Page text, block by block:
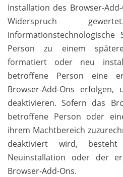
Installation des Browser-
Widerspruch
Person zu einem
formatiert oder neu
betroffene Person eine
Browser-Add-Ons
deaktivieren. Sofern das
betroffene Person oder
ihrem Machtbereich
deaktiviert wird,
Neuinstallation oder der
Browser-Add-Ons.